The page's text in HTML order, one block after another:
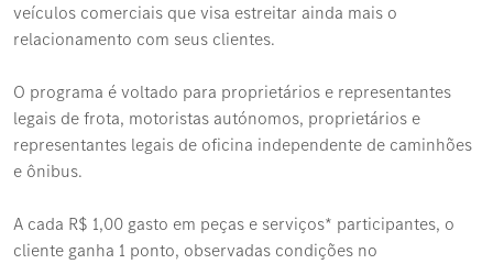
veículos comerciais que visa estreitar ainda mais o
relacionamento com seus clientes.
O programa é voltado para proprietários e representantes
legais de frota, motoristas autónomos, proprietários e
representantes legais de oficina independente de caminhões
e ônibus.
A cada R$ 1,00 gasto em peças e serviços* participantes, o
cliente ganha 1 ponto, observadas condições no